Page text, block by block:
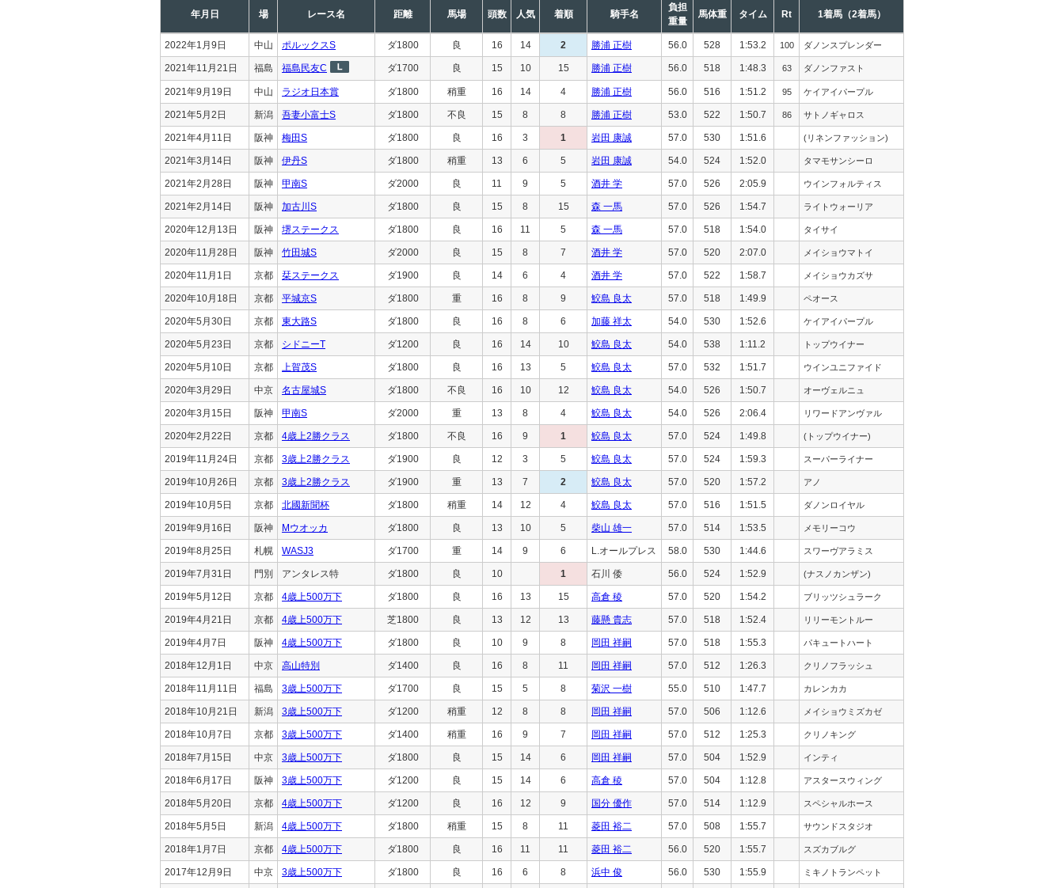
年月日 場 レース名 距離 馬場 頭数 人気 着順 騎手名
負担
重量
馬体重 タイム Rt 1着馬（2着馬）
2022年1月9日 中山 ポルックスS ダ1800 良 16 14 2 勝浦 正樹 56.0 528 1:53.2 100 ダノンスプレンダー
2021年11月21日 福島 福島民友C ダ1700 良 15 10 15 勝浦 正樹 56.0 518 1:48.3 63 ダノンファスト
2021年9月19日 中山 ラジオ日本賞 ダ1800 稍重 16 14 4 勝浦 正樹 56.0 516 1:51.2 95 ケイアイパープル
2021年5月2日 新潟 吾妻小富士S ダ1800 不良 15 8 8 勝浦 正樹 53.0 522 1:50.7 86 サトノギャロス
2021年4月11日 阪神 梅田S ダ1800 良 16 3 1 岩田 康誠 57.0 530 1:51.6 (リネンファッション)
2021年3月14日 阪神 伊丹S ダ1800 稍重 13 6 5 岩田 康誠 54.0 524 1:52.0 タマモサンシーロ
2021年2月28日 阪神 甲南S ダ2000 良 11 9 5 酒井 学 57.0 526 2:05.9 ウインフォルティス
2021年2月14日 阪神 加古川S ダ1800 良 15 8 15 森 一馬 57.0 526 1:54.7 ライトウォーリア
2020年12月13日 阪神 堺ステークス ダ1800 良 16 11 5 森 一馬 57.0 518 1:54.0 タイサイ
2020年11月28日 阪神 竹田城S ダ2000 良 15 8 7 酒井 学 57.0 520 2:07.0 メイショウマトイ
2020年11月1日 京都 栞ステークス ダ1900 良 14 6 4 酒井 学 57.0 522 1:58.7 メイショウカズサ
2020年10月18日 京都 平城京S ダ1800 重 16 8 9 鮫島 良太 57.0 518 1:49.9 ペオース
2020年5月30日 京都 東大路S ダ1800 良 16 8 6 加藤 祥太 54.0 530 1:52.6 ケイアイパープル
2020年5月23日 京都 シドニーT ダ1200 良 16 14 10 鮫島 良太 54.0 538 1:11.2 トップウイナー
2020年5月10日 京都 上賀茂S ダ1800 良 16 13 5 鮫島 良太 57.0 532 1:51.7 ウインユニファイド
2020年3月29日 中京 名古屋城S ダ1800 不良 16 10 12 鮫島 良太 54.0 526 1:50.7 オーヴェルニュ
2020年3月15日 阪神 甲南S ダ2000 重 13 8 4 鮫島 良太 54.0 526 2:06.4 リワードアンヴァル
2020年2月22日 京都 4歳上2勝クラス ダ1800 不良 16 9 1 鮫島 良太 57.0 524 1:49.8 (トップウイナー)
2019年11月24日 京都 3歳上2勝クラス ダ1900 良 12 3 5 鮫島 良太 57.0 524 1:59.3 スーパーライナー
2019年10月26日 京都 3歳上2勝クラス ダ1900 重 13 7 2 鮫島 良太 57.0 520 1:57.2 アノ
2019年10月5日 京都 北國新聞杯 ダ1800 稍重 14 12 4 鮫島 良太 57.0 516 1:51.5 ダノンロイヤル
2019年9月16日 阪神 Mウオッカ ダ1800 良 13 10 5 柴山 雄一 57.0 514 1:53.5 メモリーコウ
2019年8月25日 札幌 WASJ3 ダ1700 重 14 9 6 L.オールプレス 58.0 530 1:44.6 スワーヴアラミス
2019年7月31日 門別 アンタレス特 ダ1800 良 10 1 石川 倭 56.0 524 1:52.9 (ナスノカンザン)
2019年5月12日 京都 4歳上500万下 ダ1800 良 16 13 15 高倉 稜 57.0 520 1:54.2 ブリッツシュラーク
2019年4月21日 京都 4歳上500万下 芝1800 良 13 12 13 藤懸 貴志 57.0 518 1:52.4 リリーモントルー
2019年4月7日 阪神 4歳上500万下 ダ1800 良 10 9 8 岡田 祥嗣 57.0 518 1:55.3 パキュートハート
2018年12月1日 中京 高山特別 ダ1400 良 16 8 11 岡田 祥嗣 57.0 512 1:26.3 クリノフラッシュ
2018年11月11日 福島 3歳上500万下 ダ1700 良 15 5 8 菊沢 一樹 55.0 510 1:47.7 カレンカカ
2018年10月21日 新潟 3歳上500万下 ダ1200 稍重 12 8 8 岡田 祥嗣 57.0 506 1:12.6 メイショウミズカゼ
2018年10月7日 京都 3歳上500万下 ダ1400 稍重 16 9 7 岡田 祥嗣 57.0 512 1:25.3 クリノキング
2018年7月15日 中京 3歳上500万下 ダ1800 良 15 14 6 岡田 祥嗣 57.0 504 1:52.9 インティ
2018年6月17日 阪神 3歳上500万下 ダ1200 良 15 14 6 高倉 稜 57.0 504 1:12.8 アスタースウィング
2018年5月20日 京都 4歳上500万下 ダ1200 良 16 12 9 国分 優作 57.0 514 1:12.9 スペシャルホース
2018年5月5日 新潟 4歳上500万下 ダ1800 稍重 15 8 11 菱田 裕二 57.0 508 1:55.7 サウンドスタジオ
2018年1月7日 京都 4歳上500万下 ダ1800 良 16 11 11 菱田 裕二 56.0 520 1:55.7 スズカブルグ
2017年12月9日 中京 3歳上500万下 ダ1800 良 16 6 8 浜中 俊 56.0 530 1:55.9 ミキノトランペット